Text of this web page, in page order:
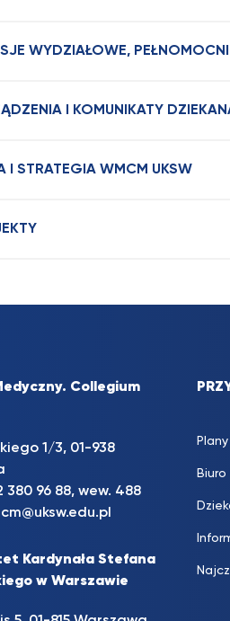
WYDZIAŁOWE,
I KOMUNIKATY
I STRATEGIA WMCM UKSW
Collegium
1/3, 01-938
380 96 88, wew. 488
Kardynała Stefana
w Warszawie